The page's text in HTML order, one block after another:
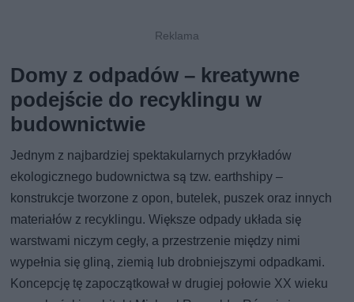
Domy z odpadów – kreatywne
podejście do recyklingu w
budownictwie
Jednym z najbardziej spektakularnych przykładów
ekologicznego budownictwa są tzw. earthshipy –
konstrukcje tworzone z opon, butelek, puszek oraz innych
materiałów z recyklingu. Większe odpady układa się
warstwami niczym cegły, a przestrzenie między nimi
wypełnia się gliną, ziemią lub drobniejszymi odpadkami.
Koncepcję tę zapoczątkował w drugiej połowie XX wieku